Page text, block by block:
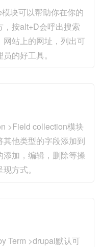
块可以帮助你在你的
按alt+D会呼出搜索
站上的网址，列出可
的好工具。
>Field collection模块
他类型的字段添加到
加，编辑，删除等操
方式。
Term >drupal默认可